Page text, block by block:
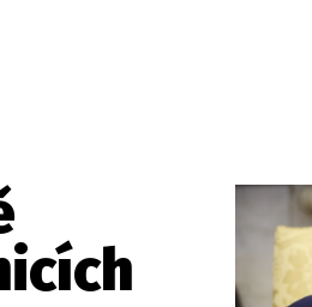
/ Cookies
s.r.o., IČ: 118 23 054